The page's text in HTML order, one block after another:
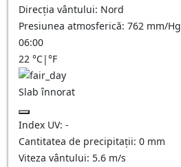
Direcția vântului: Nord
Presiunea atmosferică: 762 mm/Hg
06:00
22 °C|°F
Slab înnorat
Index UV: -
Cantitatea de precipitații: 0 mm
Viteza vântului: 5.6 m/s